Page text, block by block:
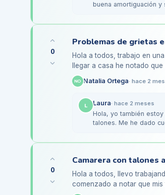
buena amortiguación
0
Hola a todos, trabajo en
llegar a casa he notado
antecedentes de…
NO Natalia Ortega· hace 2
L Laura· hace 2 meses
Hola, yo también
talones. Me he dado
0
Camarera con talones
Hola a todos, llevo
comenzado a notar que